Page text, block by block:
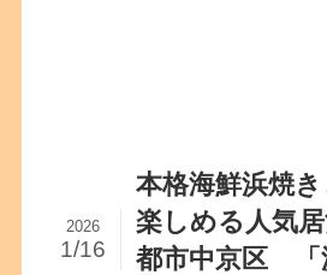
本格海鮮浜焼
楽しめる人気
都市中京区 「
2026
1/16